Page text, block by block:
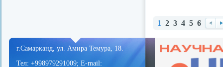
1 2 3 4 5 6
ад
д
г.Самарканд, ул. Амира Темура, 18.
Тел: +998979291009; E-mail:
redvid esle